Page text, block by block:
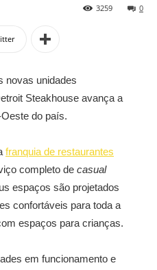
0
3259
novas unidades
Steakhouse avança a
do país.
franquia de restaurantes
completo de casual
espaços são projetados
confortáveis para toda a
espaços para crianças.
em funcionamento e